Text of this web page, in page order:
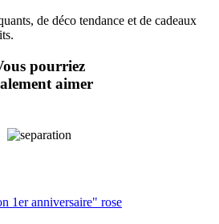
de déco tendance et de cadeaux
pourriez
aimer